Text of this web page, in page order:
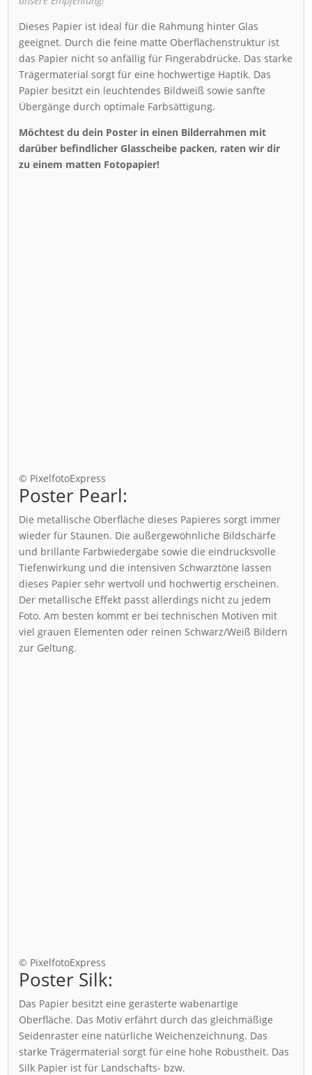
Dieses Papier ist ideal für die Rahmung hinter Glas
geeignet. Durch die feine matte Oberflächenstruktur ist
das Papier nicht so anfällig für Fingerabdrücke. Das starke
Trägermaterial sorgt für eine hochwertige Haptik. Das
Papier besitzt ein leuchtendes Bildweiß sowie sanfte
Übergänge durch optimale Farbsättigung.
Möchtest du dein Poster in einen Bilderrahmen mit
darüber befindlicher Glasscheibe packen, raten wir dir
zu einem matten Fotopapier!
© PixelfotoExpress
Poster Pearl:
Die metallische Oberfläche dieses Papieres sorgt immer
wieder für Staunen. Die außergewöhnliche Bildschärfe
und brillante Farbwiedergabe sowie die eindrucksvolle
Tiefenwirkung und die intensiven Schwarztöne lassen
dieses Papier sehr wertvoll und hochwertig erscheinen.
Der metallische Effekt passt allerdings nicht zu jedem
Foto. Am besten kommt er bei technischen Motiven mit
viel grauen Elementen oder reinen Schwarz/Weiß Bildern
zur Geltung.
© PixelfotoExpress
Poster Silk:
Das Papier besitzt eine gerasterte wabenartige
Oberfläche. Das Motiv erfährt durch das gleichmäßige
Seidenraster eine natürliche Weichenzeichnung. Das
starke Trägermaterial sorgt für eine hohe Robustheit. Das
Silk Papier ist für Landschafts- bzw.